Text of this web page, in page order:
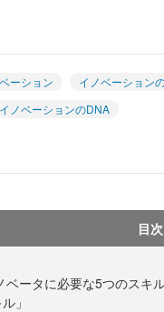
ーション イノベーション
イノベーションのDNA
目次
ベータに必要な5つのスキ
」